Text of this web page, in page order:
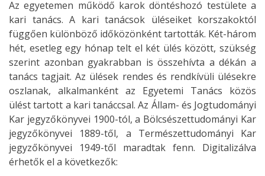
Az egyetemen működő karok döntéshozó testülete a
kari tanács. A kari tanácsok üléseiket korszakoktól
függően különböző időközönként tartották. Két-három
hét, esetleg egy hónap telt el két ülés között, szükség
szerint azonban gyakrabban is összehívta a dékán a
tanács tagjait. Az ülések rendes és rendkívüli ülésekre
oszlanak, alkalmanként az Egyetemi Tanács közös
ülést tartott a kari tanáccsal. Az Állam- és Jogtudományi
Kar jegyzőkönyvei 1900-tól, a Bölcsészettudományi Kar
jegyzőkönyvei 1889-től, a Természettudományi Kar
jegyzőkönyvei 1949-től maradtak fenn. Digitalizálva
érhetők el a következők: